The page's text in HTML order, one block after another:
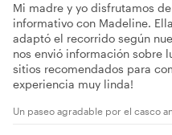
Mi madre y yo disfrutamos
informativo con Madeline.
adaptó el recorrido según
nos envió información sobre
sitios recomendados para
experiencia muy linda!
Un paseo agradable por el casco